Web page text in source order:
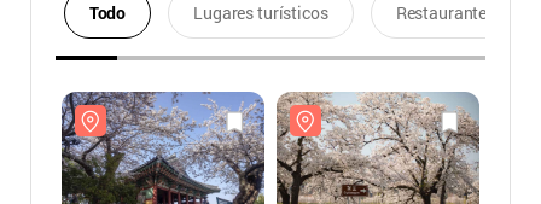
Todo Lugares turísticos Restaurantes